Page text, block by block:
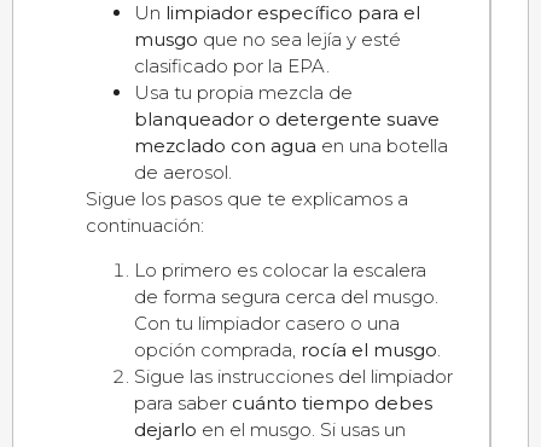
Un limpiador específico para el
musgo que no sea lejía y esté
clasificado por la EPA.
Usa tu propia mezcla de
blanqueador o detergente suave
mezclado con agua en una botella
de aerosol.
Sigue los pasos que te explicamos a
continuación:
Lo primero es colocar la escalera
de forma segura cerca del musgo.
Con tu limpiador casero o una
opción comprada, rocía el musgo.
Sigue las instrucciones del limpiador
para saber cuánto tiempo debes
dejarlo en el musgo. Si usas un